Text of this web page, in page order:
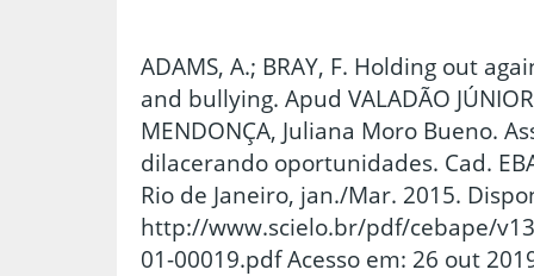
ADAMS, A.; BRAY, F. Holding out
and bullying. Apud VALADÃO
MENDONÇA, Juliana Moro Bueno.
dilacerando oportunidades. Cad.
Rio de Janeiro, jan./Mar. 2015.
http://www.scielo.br/pdf/cebape/
01-00019.pdf Acesso em: 26 out